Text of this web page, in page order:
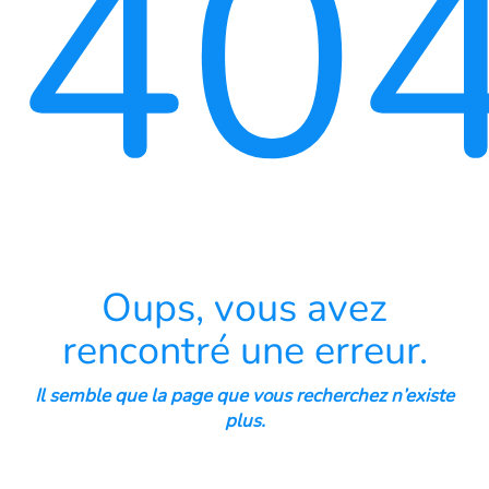
Oups, vous avez
rencontré une erreur.
Il semble que la page que vous recherchez n’existe
plus.